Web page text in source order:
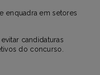
enquadra em setores
candidaturas
do concurso.